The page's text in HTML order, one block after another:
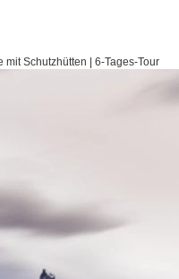
Schutzhütten | 6-Tages-Tour